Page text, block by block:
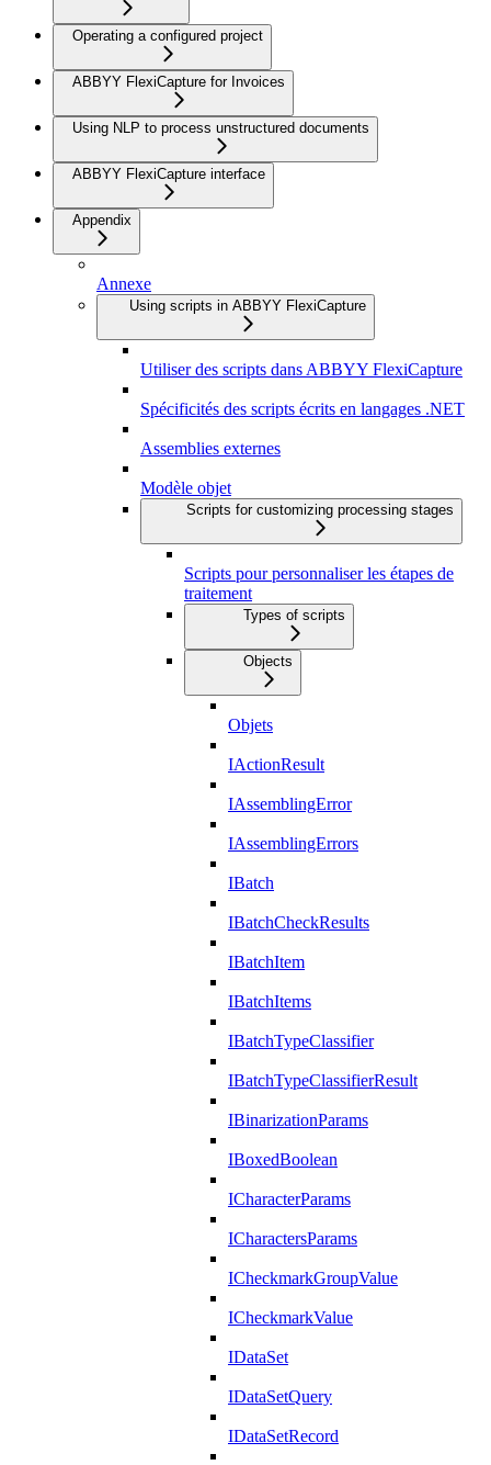
Operating a configured project
ABBYY FlexiCapture for Invoices
Using NLP to process unstructured documents
ABBYY FlexiCapture interface
Appendix
Annexe
Using scripts in ABBYY FlexiCapture
Utiliser des scripts dans ABBYY FlexiCapture
Spécificités des scripts écrits en langages .NET
Assemblies externes
Modèle objet
Scripts for customizing processing stages
Scripts pour personnaliser les étapes de
traitement
Types of scripts
Objects
Objets
IActionResult
IAssemblingError
IAssemblingErrors
IBatch
IBatchCheckResults
IBatchItem
IBatchItems
IBatchTypeClassifier
IBatchTypeClassifierResult
IBinarizationParams
IBoxedBoolean
ICharacterParams
ICharactersParams
ICheckmarkGroupValue
ICheckmarkValue
IDataSet
IDataSetQuery
IDataSetRecord